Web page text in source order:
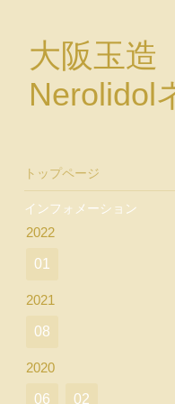
大阪玉
Nerolidol
トップページ
インフォメーション
2022
01
2021
08
2020
06 02